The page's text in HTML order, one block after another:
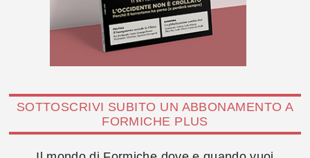
SOTTOSCRIVI SUBITO UN ABBONAMENTO A
FORMICHE PLUS